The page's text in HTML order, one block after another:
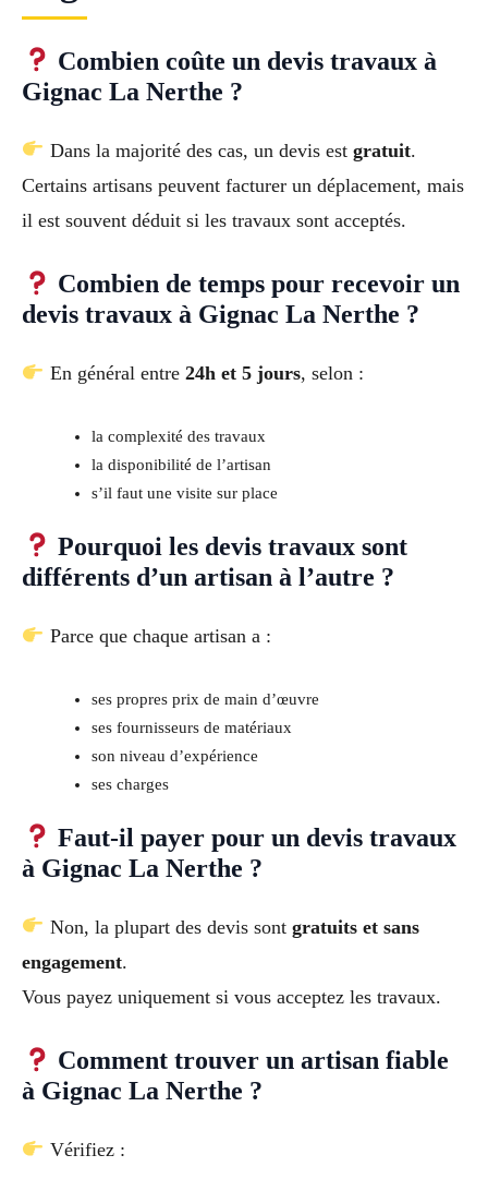
Combien coûte un devis travaux à
Gignac La Nerthe ?
Dans la majorité des cas, un devis est gratuit.
Certains artisans peuvent facturer un déplacement, mais
il est souvent déduit si les travaux sont acceptés.
Combien de temps pour recevoir un
devis travaux à Gignac La Nerthe ?
En général entre 24h et 5 jours, selon :
la complexité des travaux
la disponibilité de l’artisan
s’il faut une visite sur place
Pourquoi les devis travaux sont
différents d’un artisan à l’autre ?
Parce que chaque artisan a :
ses propres prix de main d’œuvre
ses fournisseurs de matériaux
son niveau d’expérience
ses charges
Faut-il payer pour un devis travaux
à Gignac La Nerthe ?
Non, la plupart des devis sont gratuits et sans
engagement.
Vous payez uniquement si vous acceptez les travaux.
Comment trouver un artisan fiable
à Gignac La Nerthe ?
Vérifiez :